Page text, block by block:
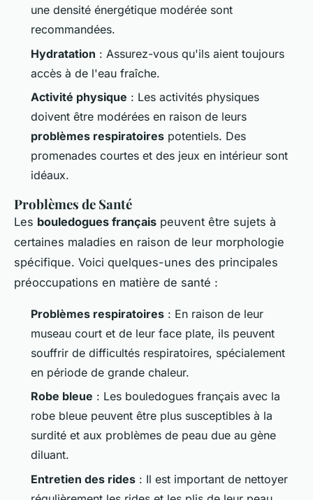
une densité énergétique modérée sont
recommandées.
Hydratation : Assurez-vous qu'ils aient toujours
accès à de l'eau fraîche.
Activité physique : Les activités physiques
doivent être modérées en raison de leurs
problèmes respiratoires potentiels. Des
promenades courtes et des jeux en intérieur sont
idéaux.
Problèmes de Santé
Les bouledogues français peuvent être sujets à
certaines maladies en raison de leur morphologie
spécifique. Voici quelques-unes des principales
préoccupations en matière de santé :
Problèmes respiratoires : En raison de leur
museau court et de leur face plate, ils peuvent
souffrir de difficultés respiratoires, spécialement
en période de grande chaleur.
Robe bleue : Les bouledogues français avec la
robe bleue peuvent être plus susceptibles à la
surdité et aux problèmes de peau due au gène
diluant.
Entretien des rides : Il est important de nettoyer